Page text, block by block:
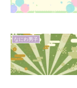
なにわ男子